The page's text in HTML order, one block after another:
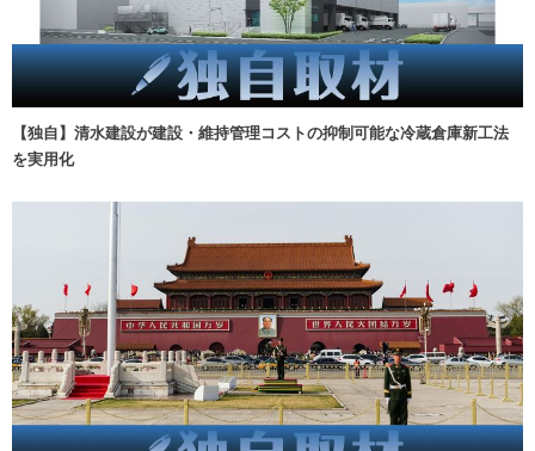
【独自】清水建設が建設・維持管理コストの抑制可能な冷蔵倉庫新工法
を実用化